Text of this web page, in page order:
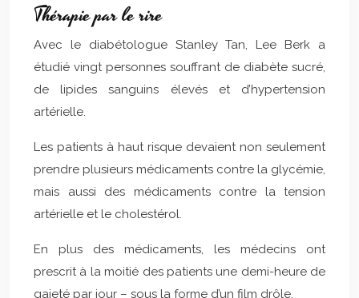
Thérapie par le rire
Avec le diabétologue Stanley Tan, Lee Berk a
étudié vingt personnes souffrant de diabète sucré,
de lipides sanguins élevés et d’hypertension
artérielle.
Les patients à haut risque devaient non seulement
prendre plusieurs médicaments contre la glycémie,
mais aussi des médicaments contre la tension
artérielle et le cholestérol.
En plus des médicaments, les médecins ont
prescrit à la moitié des patients une demi-heure de
gaieté par jour – sous la forme d’un film drôle.